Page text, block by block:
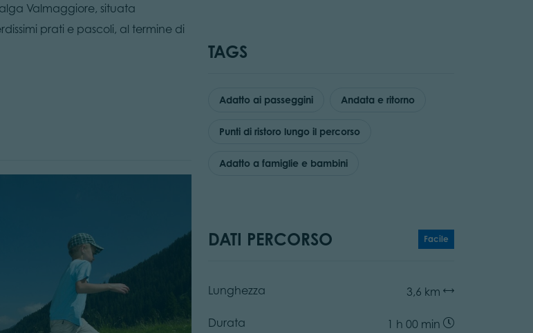
Valmaggiore, situata
prati e pascoli, al termine di
TAGS
Adatto ai passeggini Andata e ritorno
Punti di ristoro lungo il percorso
Adatto a famiglie e bambini
DATI PERCORSO Facile
Lunghezza 3,6 km
Durata 1 h 00 min